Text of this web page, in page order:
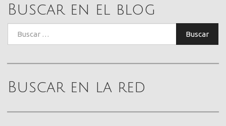
Buscar en el blog
Buscar
Buscar en la red